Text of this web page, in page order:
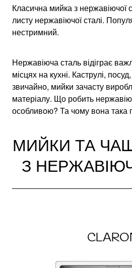
Класична мийка з нержавіючої
листу нержавіючої сталі.
нестримний.
Нержавіюча сталь відіграє
місцях на кухні. Каструлі,
звичайно, мийки зачасту
матеріалу. Що робить
особливою? Та чому вона така
МИЙКИ ТА
З